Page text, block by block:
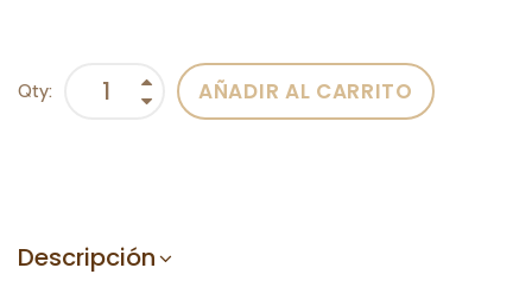
Qty: AÑADIR AL CARRITO
Descripción